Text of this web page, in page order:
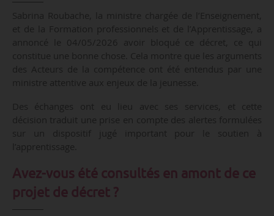
Sabrina Roubache, la ministre chargée de l’Enseignement,
et de la Formation professionnels et de l’Apprentissage, a
annoncé le 04/05/2026 avoir bloqué ce décret, ce qui
constitue une bonne chose. Cela montre que les arguments
des Acteurs de la compétence ont été entendus par une
ministre attentive aux enjeux de la jeunesse.
Des échanges ont eu lieu avec ses services, et cette
décision traduit une prise en compte des alertes formulées
sur un dispositif jugé important pour le soutien à
l’apprentissage.
Avez-vous été consultés en amont de ce
projet de décret ?